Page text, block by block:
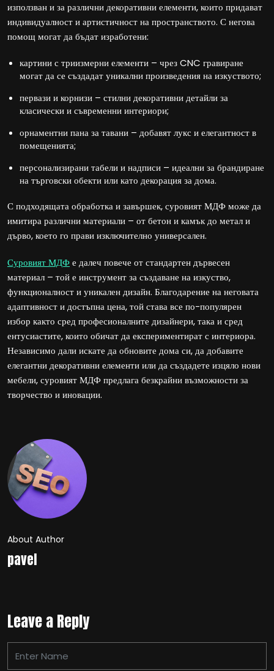
използван и за различни декоративни елементи, които придават
индивидуалност и артистичност на пространството. С негова
помощ могат да бъдат изработени:
картини с триизмерни елементи – чрез CNC гравиране
могат да се създадат уникални произведения на изкуството;
первази и корнизи – стилни декоративни детайли за
класически и съвременни интериори;
орнаментни пана за тавани – добавят лукс и елегантност в
помещенията;
персонализирани табели и надписи – идеални за брандиране
на търговски обекти или като декорация за дома.
С подходящата обработка и завършек, суровият МДФ може да
имитира различни материали – от бетон и камък до метал и
дърво, което го прави изключително универсален.
Суровият МДФе далеч повече от стандартен дървесен
материал – той е инструмент за създаване на изкуство,
функционалност и уникален дизайн. Благодарение на неговата
адаптивност и достъпна цена, той става все по-популярен
избор както сред професионалните дизайнери, така и сред
ентусиастите, които обичат да експериментират с интериора.
Независимо дали искате да обновите дома си, да добавите
елегантни декоративни елементи или да създадете изцяло нови
мебели, суровият МДФ предлага безкрайни възможности за
творчество и иновации.
About Author
pavel
Leave a Reply